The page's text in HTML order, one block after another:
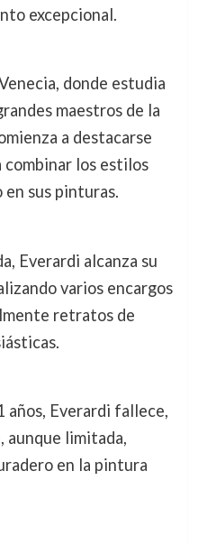
excepcional.
donde estudia
maestros de la
a destacarse
combinar los estilos
sus pinturas.
Everardi alcanza su
varios encargos
retratos de
años, Everardi fallece,
aunque limitada,
en la pintura